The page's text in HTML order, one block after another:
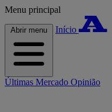
Menu principal
Abrir menu Início
Últimas Mercado Opinião